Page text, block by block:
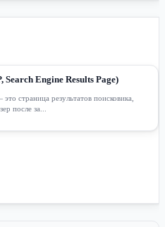
Search Engine Results Page)
страница результатов поисковика,
после за...